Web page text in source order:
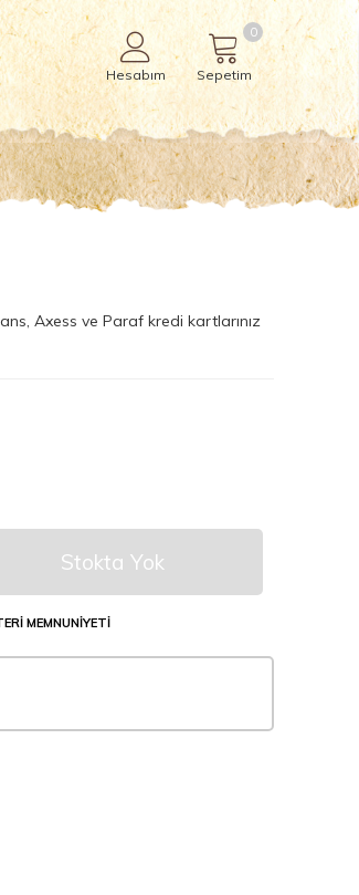
Hesabım Sepetim
0
Axess ve Paraf kredi kartlarınız
Stokta Yok
MEMNUNIYETI